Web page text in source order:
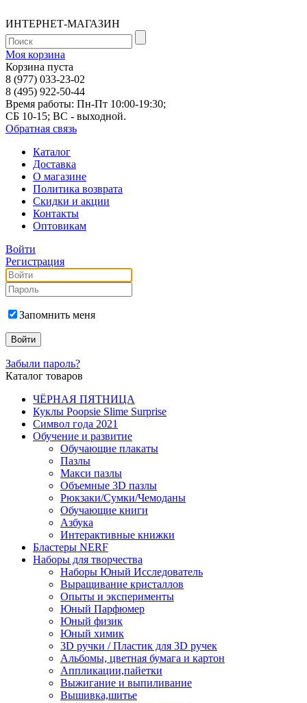
ИНТЕРНЕТ-МАГАЗИН
Моя корзина
Корзина пуста
8 (977) 033-23-02
8 (495) 922-50-44
Время работы: Пн-Пт 10:00-19:30;
СБ 10-15; ВС - выходной.
Обратная связь
Каталог
Доставка
О магазине
Политика возврата
Скидки и акции
Контакты
Оптовикам
Войти
Регистрация
Запомнить меня
Забыли пароль?
Каталог товаров
ЧЁРНАЯ ПЯТНИЦА
Куклы Poopsie Slime Surprise
Символ года 2021
Обучение и развитие
Обучающие плакаты
Пазлы
Макси пазлы
Объемные 3D пазлы
Рюкзаки/Сумки/Чемоданы
Обучающие книги
Азбука
Интерактивные книжки
Бластеры NERF
Наборы для творчества
Наборы Юный Исследователь
Выращивание кристаллов
Опыты и эксперименты
Юный Парфюмер
Юный физик
Юный химик
3D ручки / Пластик для 3D ручек
Альбомы, цветная бумага и картон
Аппликации,пайетки
Выжигание и выпиливание
Вышивка,шитье